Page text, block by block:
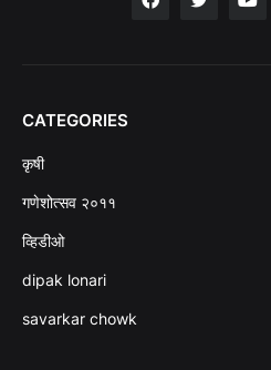
CATEGORIES
कृषी
गणेशोत्सव २०११
व्हिडीओ
dipak lonari
savarkar chowk